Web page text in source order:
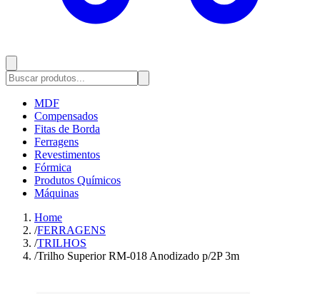
MDF
Compensados
Fitas de Borda
Ferragens
Revestimentos
Fórmica
Produtos Químicos
Máquinas
Home
/FERRAGENS
/TRILHOS
/Trilho Superior RM-018 Anodizado p/2P 3m